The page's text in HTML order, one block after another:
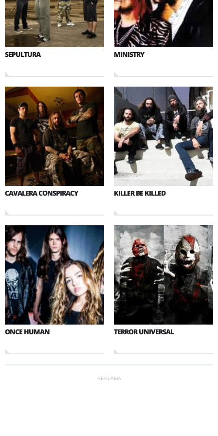
SEPULTURA MINISTRY
CAVALERA CONSPIRACY KILLER BE KILLED
ONCE HUMAN TERROR UNIVERSAL
REKLAMA